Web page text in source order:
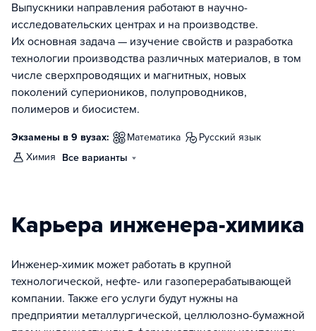
Выпускники направления работают в научно-
исследовательских центрах и на производстве.
Их основная задача — изучение свойств и разработка
технологии производства различных материалов, в том
числе сверхпроводящих и магнитных, новых
поколений супериоников, полупроводников,
полимеров и биосистем.
Экзамены в 9 вузах: математика
русский язык
химия
Все варианты
Карьера инженера-химика
Инженер-химик может работать в крупной
технологической, нефте- или газоперерабатывающей
компании. Также его услуги будут нужны на
предприятии металлургической, целлюлозно-бумажной